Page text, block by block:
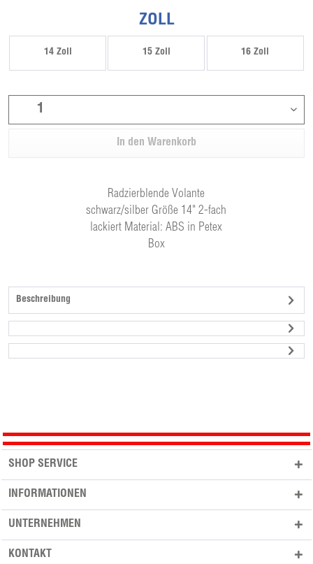
Radzierblende Volante
schwarz/silber Größe 14" 2-fach
lackiert Material: ABS in Petex
Box
ZOLL
14 Zoll 15 Zoll 16 Zoll
In den Warenkorb
Beschreibung
SHOP SERVICE
INFORMATIONEN
UNTERNEHMEN
KONTAKT